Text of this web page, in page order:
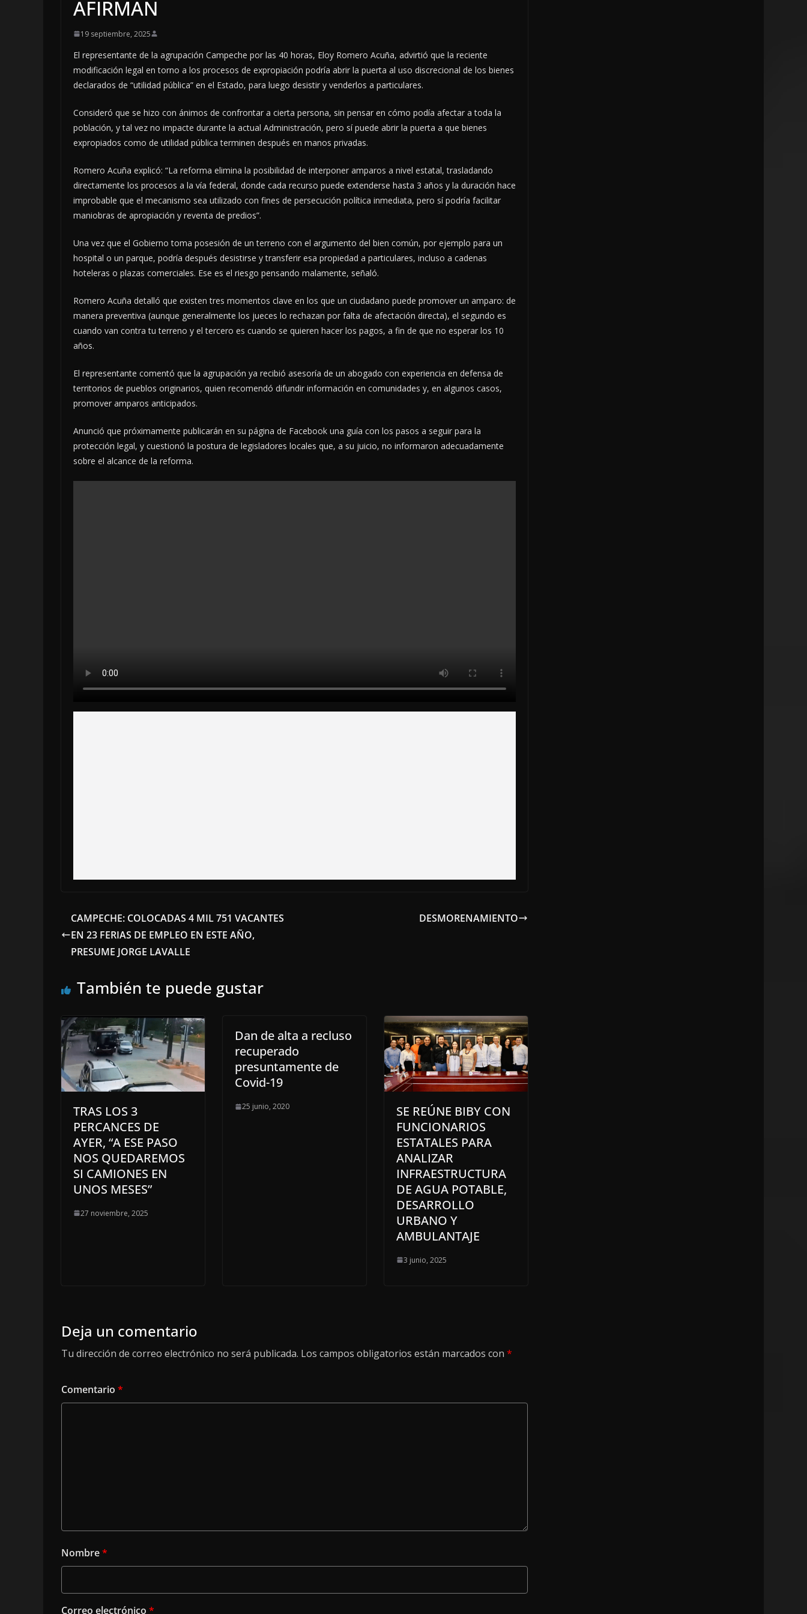
AFIRMAN
19 septiembre, 2025
El representante de la agrupación Campeche por las 40 horas, Eloy Romero Acuña, advirtió que la reciente
modificación legal en torno a los procesos de expropiación podría abrir la puerta al uso discrecional de los bienes
declarados de “utilidad pública” en el Estado, para luego desistir y venderlos a particulares.
Consideró que se hizo con ánimos de confrontar a cierta persona, sin pensar en cómo podía afectar a toda la
población, y tal vez no impacte durante la actual Administración, pero sí puede abrir la puerta a que bienes
expropiados como de utilidad pública terminen después en manos privadas.
Romero Acuña explicó: “La reforma elimina la posibilidad de interponer amparos a nivel estatal, trasladando
directamente los procesos a la vía federal, donde cada recurso puede extenderse hasta 3 años y la duración hace
improbable que el mecanismo sea utilizado con fines de persecución política inmediata, pero sí podría facilitar
maniobras de apropiación y reventa de predios”.
Una vez que el Gobierno toma posesión de un terreno con el argumento del bien común, por ejemplo para un
hospital o un parque, podría después desistirse y transferir esa propiedad a particulares, incluso a cadenas
hoteleras o plazas comerciales. Ese es el riesgo pensando malamente, señaló.
Romero Acuña detalló que existen tres momentos clave en los que un ciudadano puede promover un amparo: de
manera preventiva (aunque generalmente los jueces lo rechazan por falta de afectación directa), el segundo es
cuando van contra tu terreno y el tercero es cuando se quieren hacer los pagos, a fin de que no esperar los 10
años.
El representante comentó que la agrupación ya recibió asesoría de un abogado con experiencia en defensa de
territorios de pueblos originarios, quien recomendó difundir información en comunidades y, en algunos casos,
promover amparos anticipados.
Anunció que próximamente publicarán en su página de Facebook una guía con los pasos a seguir para la
protección legal, y cuestionó la postura de legisladores locales que, a su juicio, no informaron adecuadamente
sobre el alcance de la reforma.
CAMPECHE: COLOCADAS 4 MIL 751 VACANTES
EN 23 FERIAS DE EMPLEO EN ESTE AÑO,
PRESUME JORGE LAVALLE
DESMORENAMIENTO
También te puede gustar
TRAS LOS 3
PERCANCES DE
AYER, “A ESE PASO
NOS QUEDAREMOS
SI CAMIONES EN
UNOS MESES”
27 noviembre, 2025
Dan de alta a recluso
recuperado
presuntamente de
Covid-19
25 junio, 2020
SE REÚNE BIBY CON
FUNCIONARIOS
ESTATALES PARA
ANALIZAR
INFRAESTRUCTURA
DE AGUA POTABLE,
DESARROLLO
URBANO Y
AMBULANTAJE
3 junio, 2025
Deja un comentario
Tu dirección de correo electrónico no será publicada. Los campos obligatorios están marcados con *
Comentario *
Nombre*
Correo electrónico *